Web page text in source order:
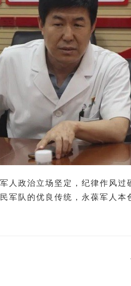
人政治立场坚定，纪律作风
军队的优良传统，永葆军人